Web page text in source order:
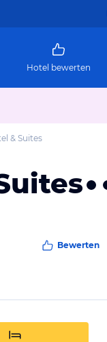
Hotel bewerten
& Suites
Bewerten